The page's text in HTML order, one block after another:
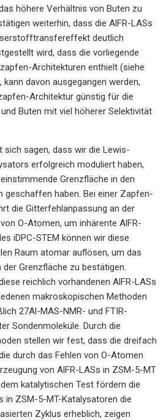
höhere Verhältnis von Buten zu
weiterhin, dass die AlFR-LASs
deutlich
wird, dass die vorliegende
Architekturen enthielt (siehe
kann davon ausgegangen werden,
Architektur günstig für die
Buten mit viel höherer Selektivität
sagen, dass wir die Lewis-
erfolgreich moduliert haben,
Grenzfläche in den
geschaffen haben. Bei einer Zapfen-
die Gitterfehlanpassung an der
O-Atomen, um inhärente AlFR-
iDPC-STEM können wir diese
Raum atomar auflösen, um das
Grenzfläche zu bestätigen.
reichlich vorhandenen AlFR-LASs
makroskopischen Methoden
27Al-MAS-NMR- und FTIR-
Sondenmoleküle. Durch die
stellen wir fest, dass die dreifach
durch das Fehlen von O-Atomen
von AlFR-LASs in ZSM-5-MT
katalytischen Test fördern die
in ZSM-5-MT-Katalysatoren die
Zyklus erheblich, zeigen